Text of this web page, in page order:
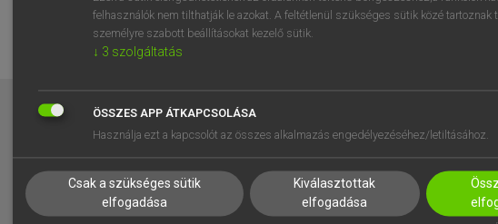
EGYÉNI FELHASZNÁLÓKNAK
TANULÓKNAK
VÁLLALATI MEGOLDÁSOK
SÚGÓ
RÓLUNK
SÜTI BEÁLLÍTÁSOK
felhasználók nem tilthatják le azokat. A feltétlenül szükséges sütik közé tartoznak
személyre szabott beállításokat kezelő sütik.
↓ 3 szolgáltatás
ÖSSZES APP ÁTKAPCSOLÁSA
Használja ezt a kapcsolót az összes alkalmazás engedélyezéséhez/letiltásához.
Csak a szükséges sütik
elfogadása
Kiválasztottak
elfogadása